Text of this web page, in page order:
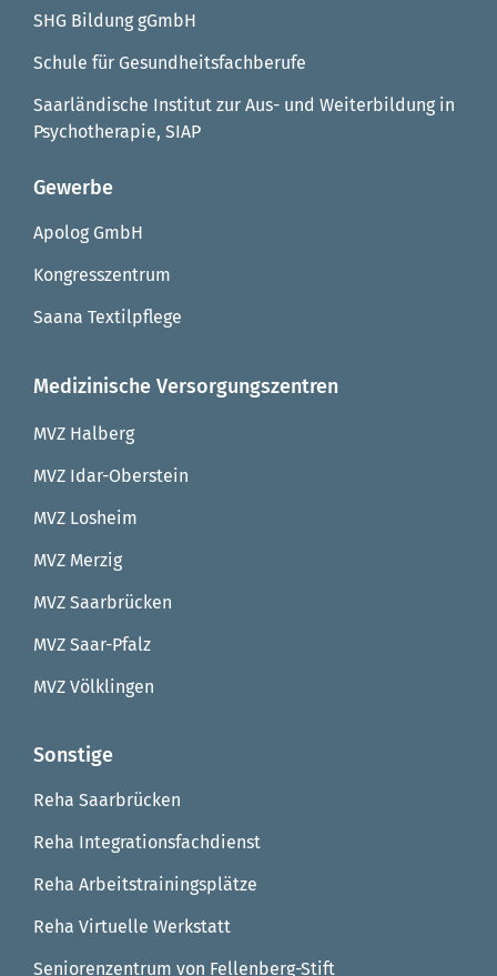
SHG Bildung gGmbH
Schule für Gesundheitsfachberufe
Saarländische Institut zur Aus- und Weiterbildung in
Psychotherapie, SIAP
Gewerbe
Apolog GmbH
Kongresszentrum
Saana Textilpflege
Medizinische Versorgungszentren
MVZ Halberg
MVZ Idar-Oberstein
MVZ Losheim
MVZ Merzig
MVZ Saarbrücken
MVZ Saar-Pfalz
MVZ Völklingen
Sonstige
Reha Saarbrücken
Reha Integrationsfachdienst
Reha Arbeitstrainingsplätze
Reha Virtuelle Werkstatt
Seniorenzentrum von Fellenberg-Stift